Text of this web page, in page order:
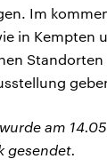
Im
in Kempten
Standorten
am
gesendet.